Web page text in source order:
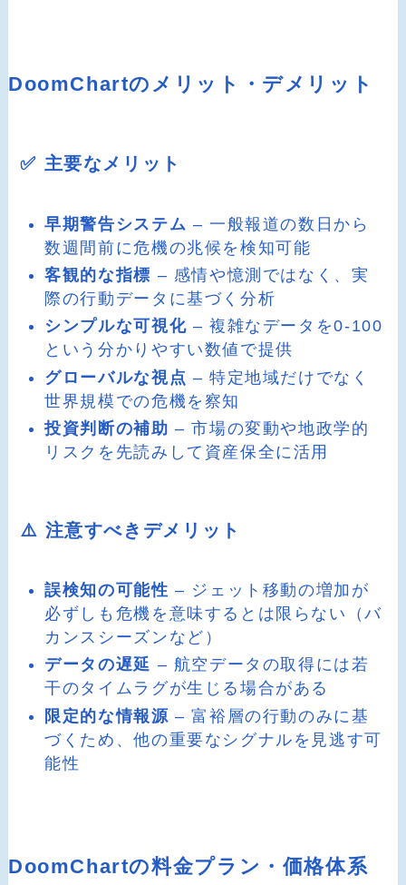
DoomChartのメリット・デメリット
✅ 主要なメリット
早期警告システム – 一般報道の数日から
数週間前に危機の兆候を検知可能
客観的な指標 – 感情や憶測ではなく、実
際の行動データに基づく分析
シンプルな可視化 – 複雑なデータを0-100
という分かりやすい数値で提供
グローバルな視点 – 特定地域だけでなく
世界規模での危機を察知
投資判断の補助 – 市場の変動や地政学的
リスクを先読みして資産保全に活用
⚠️ 注意すべきデメリット
誤検知の可能性 – ジェット移動の増加が
必ずしも危機を意味するとは限らない（バ
カンスシーズンなど）
データの遅延 – 航空データの取得には若
干のタイムラグが生じる場合がある
限定的な情報源 – 富裕層の行動のみに基
づくため、他の重要なシグナルを見逃す可
能性
DoomChartの料金プラン・価格体系